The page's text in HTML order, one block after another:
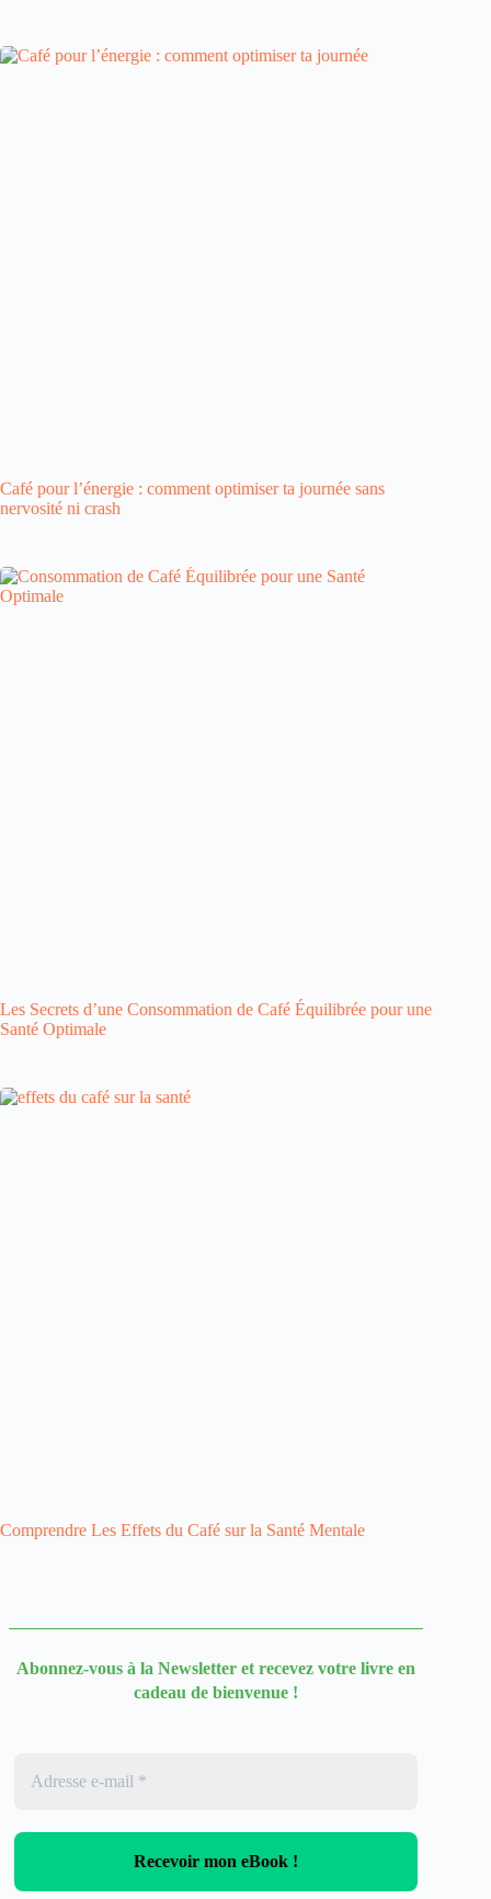
Café pour l’énergie : comment optimiser ta journée sans
nervosité ni crash
Les Secrets d’une Consommation de Café Équilibrée pour une
Santé Optimale
Comprendre Les Effets du Café sur la Santé Mentale
Abonnez-vous à la Newsletter et recevez votre livre en
cadeau de bienvenue !